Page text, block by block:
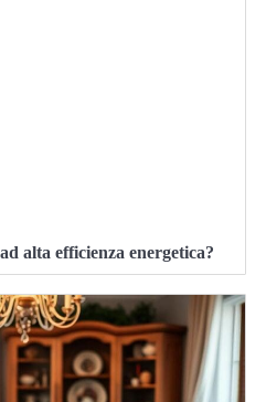
alta efficienza energetica?